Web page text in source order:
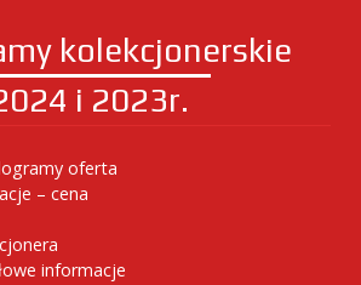
kolekcjonerskie
i 2023r.
oferta
– cena
informacje